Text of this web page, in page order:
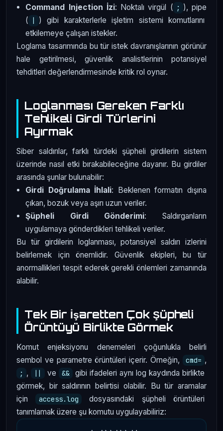
Command Injection İzi: Noktalı virgül ( ; ), pipe
(
) gibi karakterlerle işletim sistemi komutlarını
etkilemeye çalışan istekler.
Loglama tasarımında bu tür istek davranışlarının görünür
hale getirilmesi, güvenlik analistlerinin potansiyel
tehditleri değerlendirmesinde kritik rol oynar.
Loglanması Gereken Farklı
Tehlikeli Girdi Türlerini
Ayırmak
Siber saldırılar, farklı türdeki şüpheli girdilerin sistem
üzerinde nasıl etki bırakabileceğine dayanır. Bu girdiler
arasında şunlar bulunabilir:
Girdi Doğrulama İhlali: Beklenen formatın dışına
çıkan, bozuk veya aşırı uzun veriler.
Şüpheli Girdi Gönderimi: Saldırganların
uygulamaya gönderdikleri tehlikeli veriler.
Bu tür girdilerin loglanması, potansiyel saldırı izlerini
belirlemek için önemlidir. Güvenlik ekipleri, bu tür
anormallikleri tespit ederek gerekli önlemleri zamanında
alabilir.
Tek Bir İşaretten Çok Şüpheli
Örüntüyü Birlikte Görmek
Komut enjeksiyonu denemeleri çoğunlukla belirli
sembol ve parametre örüntüleri içerir. Örneğin,
cmd= ,
; , || ve &&
gibi ifadeleri aynı log kaydında birlikte
görmek, bir saldırının belirtisi olabilir. Bu tür aramalar
için
access.log
dosyasındaki şüpheli örüntüleri
tanımlamak üzere şu komutu uygulayabiliriz: